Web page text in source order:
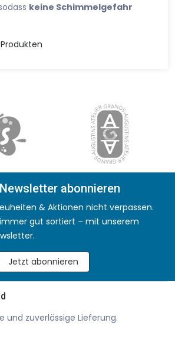
keine Schimmelgefahr
abonnieren
& Aktionen nicht verpassen.
immer gut sortiert – mit unserem
Jetzt abonnieren
und zuverlässige Lieferung.